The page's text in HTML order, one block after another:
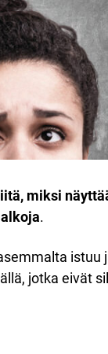
miksi
.
istuu
jotka eivät